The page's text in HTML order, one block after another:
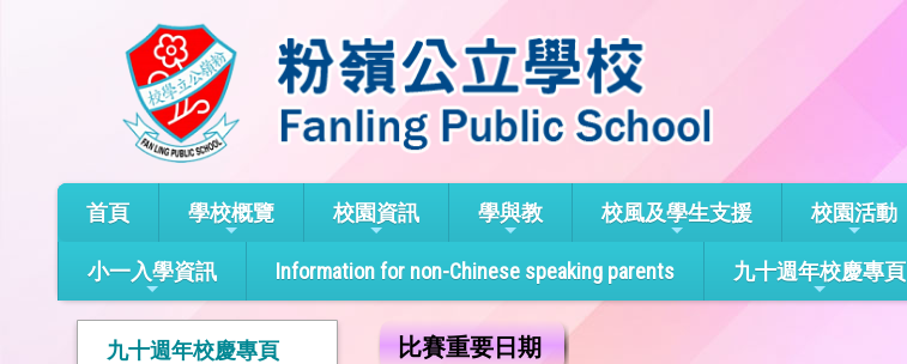
首頁 學校概覽 校園資訊 學與教 校風及學生支援 校園活動
小一入學資訊 Information for non-Chinese speaking parents 九十週年校慶專頁
九十週年校慶專頁 比賽重要日期